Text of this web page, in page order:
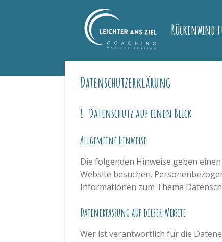
Rückenwind
Datenschutz­erklärung
1. Datenschutz auf einen Blick
Allgemeine Hinweise
Die folgenden Hinweise geben
Website besuchen.
Informationen zum Thema
Datenerfassung auf dieser Website
Wer ist verantwortlich für die